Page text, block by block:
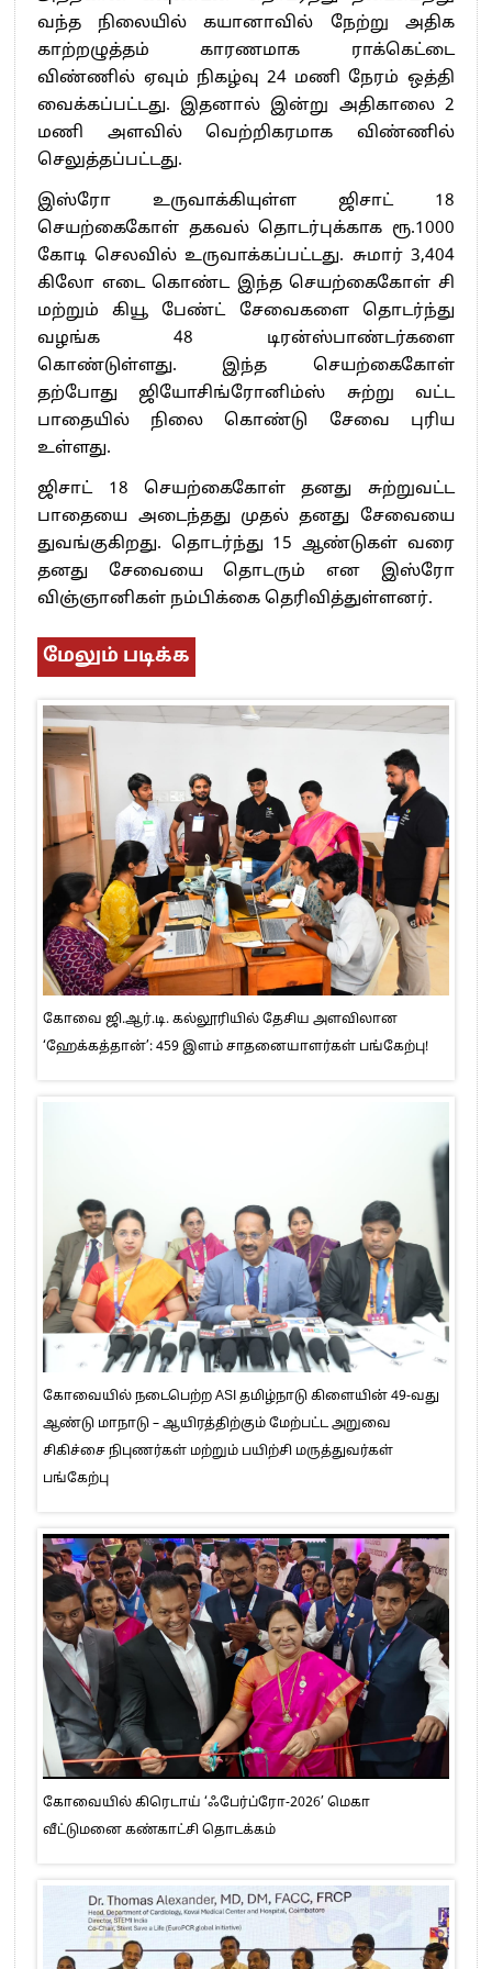
வந்த நிலையில் கயானாவில் நேற்று அதிக
காற்றழுத்தம் காரணமாக ராக்கெட்டை
விண்ணில் ஏவும் நிகழ்வு 24 மணி நேரம் ஒத்தி
வைக்கப்பட்டது. இதனால் இன்று அதிகாலை 2
மணி அளவில் வெற்றிகரமாக விண்ணில்
செலுத்தப்பட்டது.
இஸ்ரோ உருவாக்கியுள்ள ஜிசாட் 18
செயற்கைகோள் தகவல் தொடர்புக்காக ரூ.1000
கோடி செலவில் உருவாக்கப்பட்டது. சுமார் 3,404
கிலோ எடை கொண்ட இந்த செயற்கைகோள் சி
மற்றும் கியூ பேண்ட் சேவைகளை தொடர்ந்து
வழங்க 48 டிரன்ஸ்பாண்டர்களை
கொண்டுள்ளது. இந்த செயற்கைகோள்
தற்போது ஜியோசிங்ரோனிம்ஸ் சுற்று வட்ட
பாதையில் நிலை கொண்டு சேவை புரிய
உள்ளது.
ஜிசாட் 18 செயற்கைகோள் தனது சுற்றுவட்ட
பாதையை அடைந்தது முதல் தனது சேவையை
துவங்குகிறது. தொடர்ந்து 15 ஆண்டுகள் வரை
தனது சேவையை தொடரும் என இஸ்ரோ
விஞ்ஞானிகள் நம்பிக்கை தெரிவித்துள்ளனர்.
மேலும் படிக்க
கோவை ஜி.ஆர்.டி. கல்லூரியில் தேசிய அளவிலான
‘ஹேக்கத்தான்’: 459 இளம் சாதனையாளர்கள் பங்கேற்பு!
கோவையில் நடைபெற்ற ASI தமிழ்நாடு கிளையின் 49-வது
ஆண்டு மாநாடு – ஆயிரத்திற்கும் மேற்பட்ட அறுவை
சிகிச்சை நிபுணர்கள் மற்றும் பயிற்சி மருத்துவர்கள்
பங்கேற்பு
கோவையில் கிரெடாய் ‘ஃபேர்ப்ரோ-2026’ மெகா
வீட்டுமனை கண்காட்சி தொடக்கம்